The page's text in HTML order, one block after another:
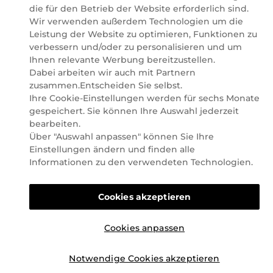
erleichtern, Sie zu inspirieren und Sie so gut wir es
können online und offline zu beraten und bei Ihren
Fragen zu unterstützen.
©2026 Marionnaud
Sitemap
die für den Betrieb der Website erforderlich sind.
Wir verwenden außerdem Technologien um die
Leistung der Website zu optimieren, Funktionen zu
verbessern und/oder zu personalisieren und um
Ihnen relevante Werbung bereitzustellen.
Dabei arbeiten wir auch mit Partnern
zusammen.Entscheiden Sie selbst.
Ihre Cookie-Einstellungen werden für sechs Monate
gespeichert. Sie können Ihre Auswahl jederzeit
bearbeiten.
Über "Auswahl anpassen" können Sie Ihre
Einstellungen ändern und finden alle
Informationen zu den verwendeten Technologien.
Cookies anpassen
Notwendige Cookies akzeptieren
Cookies akzeptieren